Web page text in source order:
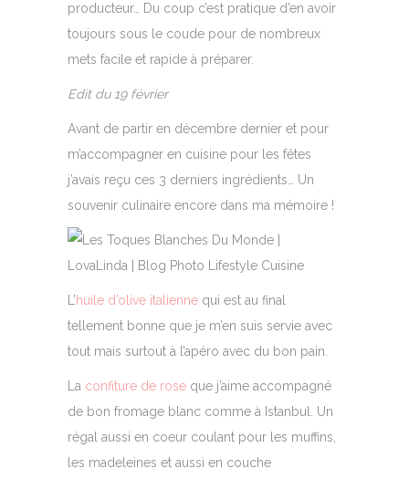
producteur… Du coup c’est pratique d’en avoir
toujours sous le coude pour de nombreux
mets facile et rapide à préparer.
Edit du 19 février
Avant de partir en décembre dernier et pour
m’accompagner en cuisine pour les fêtes
j’avais reçu ces 3 derniers ingrédients… Un
souvenir culinaire encore dans ma mémoire !
L’huile d’olive italienne qui est au final
tellement bonne que je m’en suis servie avec
tout mais surtout à l’apéro avec du bon pain.
La confiture de rose que j’aime accompagné
de bon fromage blanc comme à Istanbul. Un
régal aussi en coeur coulant pour les muffins,
les madeleines et aussi en couche